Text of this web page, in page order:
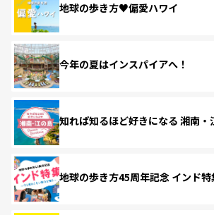
地球の歩き方♥偏愛ハワイ
今年の夏はインスパイアへ！
知れば知るほど好きになる 湘南・
地球の歩き方45周年記念 インド特